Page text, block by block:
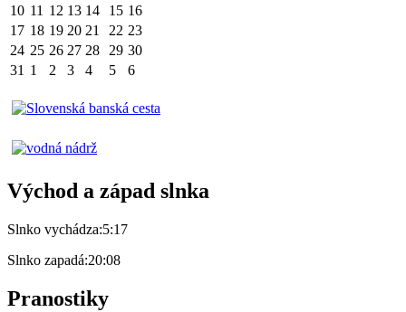
10 11 12 13 14 15 16
17 18 19 20 21 22 23
24 25 26 27 28 29 30
31 1 2 3 4 5 6
Východ a západ slnka
Slnko vychádza:5:17
Slnko zapadá:20:08
Pranostiky